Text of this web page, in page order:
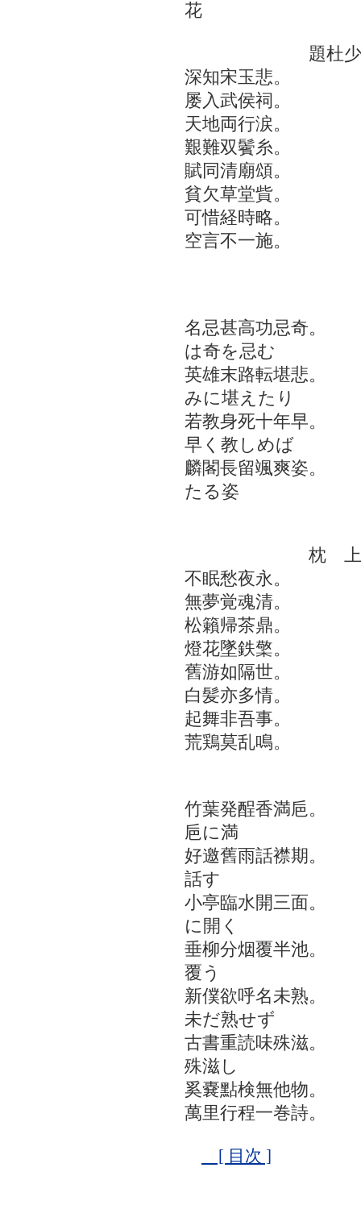
花
題杜少
深知宋玉悲。 深
屡入武侯祠。
天地両行涙。
艱難双鬢糸。
賦同清廟頌。 賦
貧欠草堂貲。 貧
可惜経時略。 惜
空言不一施。
名忌甚高功忌奇
は奇を忌む
英雄末路転堪悲
みに堪えたり
若教身死十年早
早く教しめば
麟閣長留颯爽姿
たる姿
枕 上
不眠愁夜永。 眠
無夢覚魂清。 夢
松籟帰茶鼎。
燈花墜鉄檠。
舊游如隔世。
白髪亦多情。
起舞非吾事。
荒鶏莫乱鳴。
竹葉発酲香満
巵に満
好邀舊雨話襟期
話す
小亭臨水開三面
に開く
垂柳分烟覆半池
覆う
新僕欲呼名未熟
未だ熟せず
古書重読味殊滋
殊滋し
奚嚢點検無他物
萬里行程一巻詩
[ 目次 ]